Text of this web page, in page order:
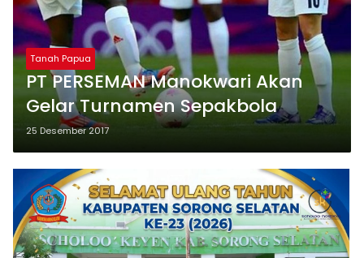
Tanah Papua
PT PERSEMAN Manokwari Akan
Gelar Turnamen Sepakbola
25 Desember 2017